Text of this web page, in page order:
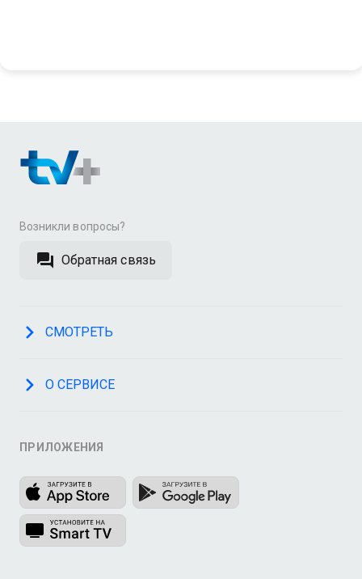
Возникли вопросы?
Обратная связь
СМОТРЕТЬ
О СЕРВИСЕ
ПРИЛОЖЕНИЯ